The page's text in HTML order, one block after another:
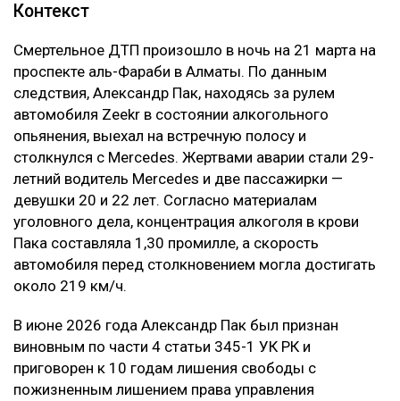
Контекст
Смертельное ДТП произошло в ночь на 21 марта на
проспекте аль-Фараби в Алматы. По данным
следствия, Александр Пак, находясь за рулем
автомобиля Zeekr в состоянии алкогольного
опьянения, выехал на встречную полосу и
столкнулся с Mercedes. Жертвами аварии стали 29-
летний водитель Mercedes и две пассажирки —
девушки 20 и 22 лет. Согласно материалам
уголовного дела, концентрация алкоголя в крови
Пака составляла 1,30 промилле, а скорость
автомобиля перед столкновением могла достигать
около 219 км/ч.
В июне 2026 года Александр Пак был признан
виновным по части 4 статьи 345-1 УК РК и
приговорен к 10 годам лишения свободы с
пожизненным лишением права управления